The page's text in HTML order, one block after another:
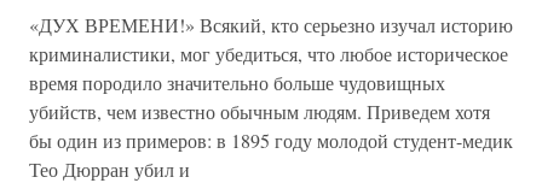
«ДУХ ВРЕМЕНИ!» Всякий, кто серьезно изучал историю
криминалистики, мог убедиться, что любое историческое
время породило значительно больше чудовищных
убийств, чем известно обычным людям. Приведем хотя
бы один из примеров: в 1895 году молодой студент-медик
Тео Дюрран убил и